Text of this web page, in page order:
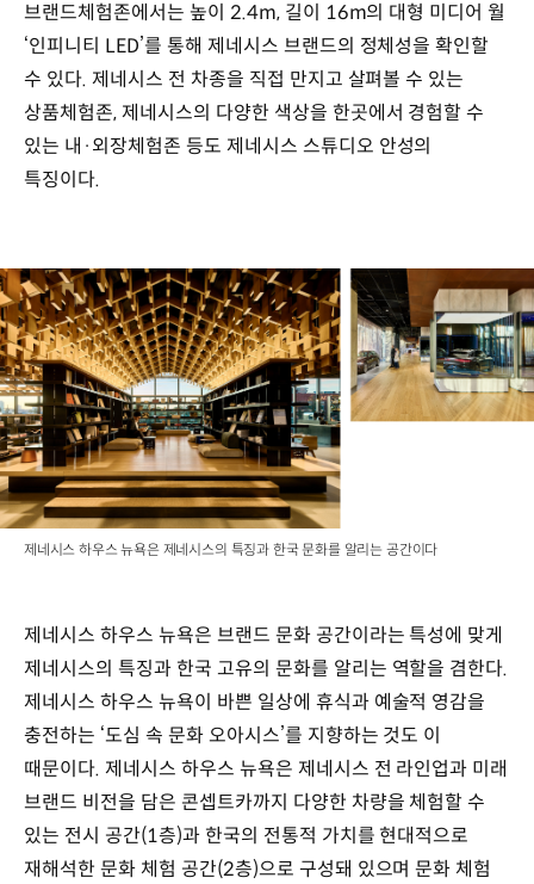
브랜드체험존에서는 높이 2.4m, 길이 16m의 대형 미디어 월
‘인피니티 LED’를 통해 제네시스 브랜드의 정체성을 확인할
수 있다. 제네시스 전 차종을 직접 만지고 살펴볼 수 있는
상품체험존, 제네시스의 다양한 색상을 한곳에서 경험할 수
있는 내·외장체험존 등도 제네시스 스튜디오 안성의
특징이다.
제네시스 하우스 뉴욕은 제네시스의 특징과 한국 문화를 알리는 공간이다
제네시스 하우스 뉴욕은 브랜드 문화 공간이라는 특성에 맞게
제네시스의 특징과 한국 고유의 문화를 알리는 역할을 겸한다.
제네시스 하우스 뉴욕이 바쁜 일상에 휴식과 예술적 영감을
충전하는 ‘도심 속 문화 오아시스’를 지향하는 것도 이
때문이다. 제네시스 하우스 뉴욕은 제네시스 전 라인업과 미래
브랜드 비전을 담은 콘셉트카까지 다양한 차량을 체험할 수
있는 전시 공간(1층)과 한국의 전통적 가치를 현대적으로
재해석한 문화 체험 공간(2층)으로 구성돼 있으며 문화 체험